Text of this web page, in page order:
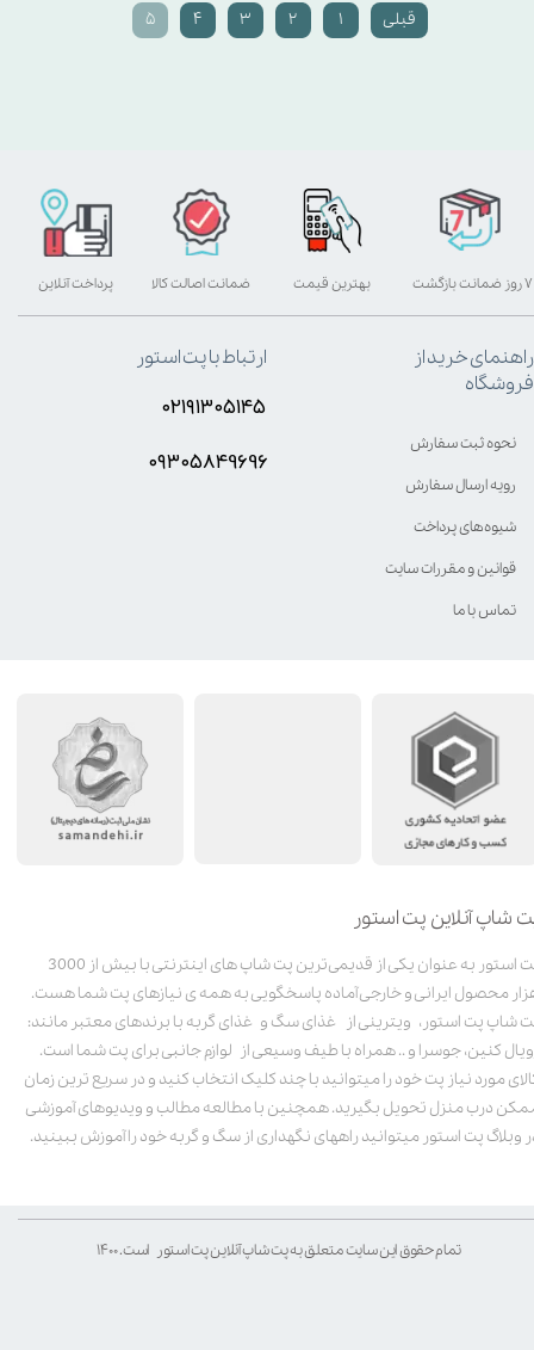
قبلی ۱ ۲ ۳ ۴ ۵
شاپ آنلاین پت استور
پت استور به عنوان یکی از قدیمی‌ترین پت شاپ های اینترنتی با بیش از 3000
محصول ایرانی و خارجی آماده پاسخگویی به همه ی نیازهای پت شما هست.
شاپ پت استور، ویترینی از غذای سگ و غذای گربه با برندهای معتبر مانند:
کنین، جوسرا و .. همراه با طیف وسیعی از لوازم جانبی برای پت شما است.
مورد نیاز پت خود را میتوانید با چند کلیک انتخاب کنید و در سریع ترین زمان
درب منزل تحویل بگیرید. همچنین با مطالعه مطالب و ویدیوهای آموزشی
وبلاگ پت استور میتوانید راههای نگهداری از سگ و گربه خود را آموزش ببینید.
تمام حقوق این سایت متعلق به پت شاپ آنلاین پت استور است. ۱۴۰۰
بهترین قیمت پرداخت آنلاین ۷ روز ضمانت بازگشت ضمانت اصالت کالا
راهنمای خرید از
فروشگاه
نحوه ثبت سفارش
رویه ارسال سفارش
شیوه‌های پرداخت
قوانین و مقررات سایت
تماس با ما
ارتباط با پت استور
۰۲۱۹۱۳۰۵۱۴۵
۰۹۳۰۵8۴9696